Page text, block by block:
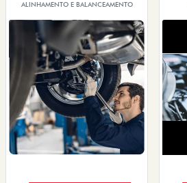
ALINHAMENTO E BALANCEAMENTO